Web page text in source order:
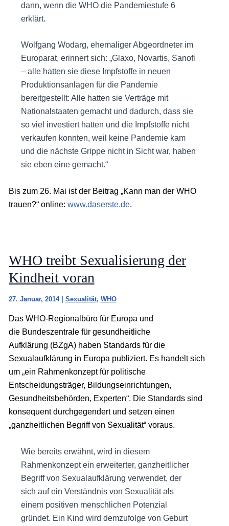
dann, wenn die WHO die Pandemiestufe 6
erklärt.
Wolfgang Wodarg, ehemaliger Abgeordneter im
Europarat, erinnert sich: „Glaxo, Novartis, Sanofi
– alle hatten sie diese Impfstoffe in neuen
Produktionsanlagen für die Pandemie
bereitgestellt: Alle hatten sie Verträge mit
Nationalstaaten gemacht und dadurch, dass sie
so viel investiert hatten und die Impfstoffe nicht
verkaufen konnten, weil keine Pandemie kam
und die nächste Grippe nicht in Sicht war, haben
sie eben eine gemacht.“
Bis zum 26. Mai ist der Beitrag „Kann man der WHO
trauen?“ online: www.daserste.de.
WHO treibt Sexualisierung der
Kindheit voran
27. Januar, 2014 Sexualität, WHO
Das WHO-Regionalbüro für Europa und
die Bundeszentrale für gesundheitliche
Aufklärung (BZgA) haben Standards für die
Sexualaufklärung in Europa publiziert. Es handelt sich
um „ein Rahmenkonzept für politische
Entscheidungsträger, Bildungseinrichtungen,
Gesundheitsbehörden, Experten“. Die Standards sind
konsequent durchgegendert und setzen einen
„ganzheitlichen Begriff von Sexualität“ voraus.
Wie bereits erwähnt, wird in diesem
Rahmenkonzept ein erweiterter, ganzheitlicher
Begriff von Sexualaufklärung verwendet, der
sich auf ein Verständnis von Sexualität als
einem positiven menschlichen Potenzial
gründet. Ein Kind wird demzufolge von Geburt